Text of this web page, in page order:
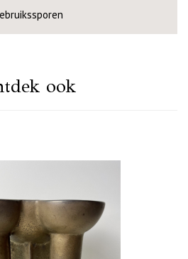
ook